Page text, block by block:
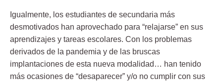
Igualmente, los estudiantes de secundaria más
desmotivados han aprovechado para “relajarse” en sus
aprendizajes y tareas escolares. Con los problemas
derivados de la pandemia y de las bruscas
implantaciones de esta nueva modalidad… han tenido
más ocasiones de “desaparecer” y/o no cumplir con sus